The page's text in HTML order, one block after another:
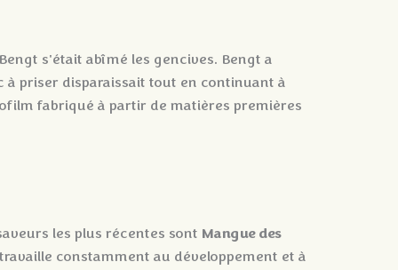
s'était abîmé les gencives. Bengt a
priser disparaissait tout en continuant à
fabriqué à partir de matières premières
les plus récentes sont Mangue des
constamment au développement et à